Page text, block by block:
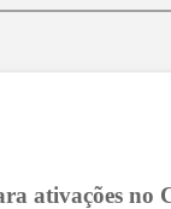
ativações no